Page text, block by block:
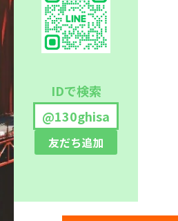
IDで検索
@130ghisa
友だち追加